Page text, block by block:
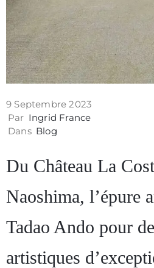
9 Septembre 2023
Par Ingrid France
Dans Blog
Du Château La
Naoshima, l’épure
Tadao Ando pour
artistiques